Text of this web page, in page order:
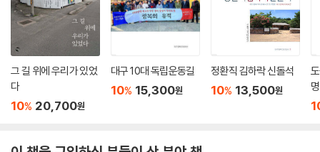
그 길 위에 우리가 있었
다
10% 20,700원
대구 10대 독립운동길
10% 15,300원
정환직 김하락 신돌석
10% 13,500원
명